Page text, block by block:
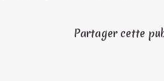
Partager cette